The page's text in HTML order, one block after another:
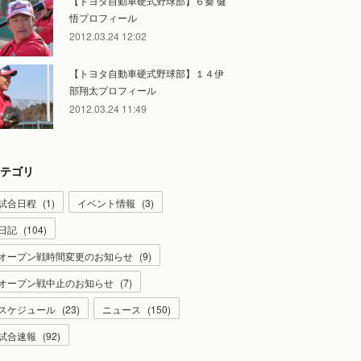
悟プロフィール
2012.03.24 12:02
【トヨタ自動車硬式野球部】１４伊
部翔太プロフィール
2012.03.24 11:49
ゴリ
合日程 (1) イベント情報 (3)
記 (104)
ープン戦時間変更のお知らせ (9)
ープン戦中止のお知らせ (7)
ケジュール (23) ニュース (150)
合速報 (92)